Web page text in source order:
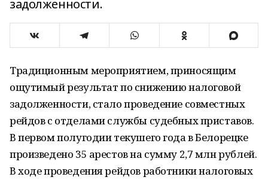
задолженности.
Традиционным мероприятием, приносящим
ощутимый результат по снижению налоговой
задолженности, стало проведение совместных
рейдов с отделами службы судебных приставов.
В первом полугодии текушего года в Белорецке
произведено 35 арестов на сумму 2,7 млн рублей.
В ходе проведения рейдов работники налоговых